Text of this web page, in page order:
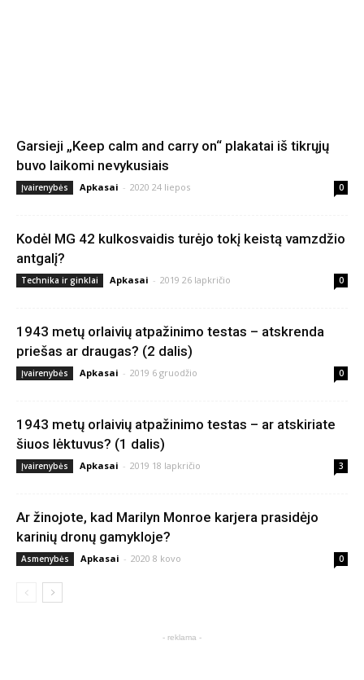
Garsieji „Keep calm and carry on“ plakatai iš tikrųjų
buvo laikomi nevykusiais
Įvairenybės Apkasai - 2020 24 liepos 0
Kodėl MG 42 kulkosvaidis turėjo tokį keistą vamzdžio
antgalį?
Technika ir ginklai Apkasai - 2019 26 lapkričio 0
1943 metų orlaivių atpažinimo testas – atskrenda
priešas ar draugas? (2 dalis)
Įvairenybės Apkasai - 2019 6 gruodžio 0
1943 metų orlaivių atpažinimo testas – ar atskiriate
šiuos lėktuvus? (1 dalis)
Įvairenybės Apkasai - 2019 18 lapkričio 3
Ar žinojote, kad Marilyn Monroe karjera prasidėjo
karinių dronų gamykloje?
Asmenybės Apkasai - 2020 8 kovo 0
- reklama -